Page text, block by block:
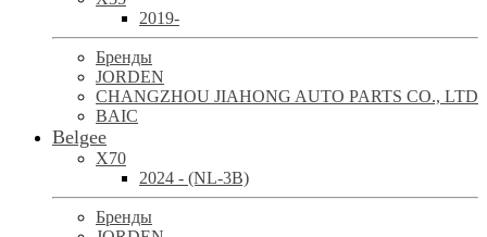
2019-
Бренды
JORDEN
CHANGZHOU JIAHONG AUTO PARTS CO., LTD
BAIC
Belgee
X70
2024 - (NL-3B)
Бренды